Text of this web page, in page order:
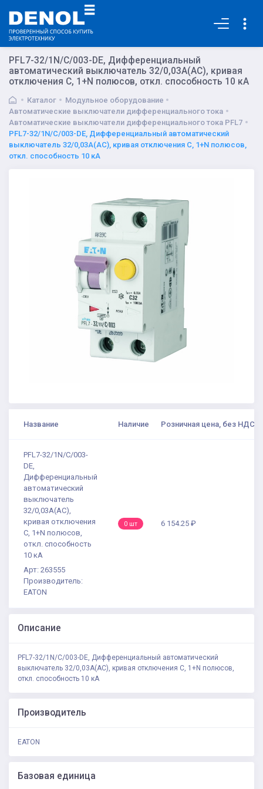
PFL7-32/1N/C/003-DE, Дифференциальный
автоматический выключатель 32/0,03А(AC), кривая
отключения С, 1+N полюсов, откл. способность 10 кА
Каталог
Модульное оборудование
Автоматические выключатели дифференциального тока
Автоматические выключатели дифференциального тока PFL7
PFL7-32/1N/C/003-DE, Дифференциальный автоматический
выключатель 32/0,03А(AC), кривая отключения С, 1+N полюсов,
откл. способность 10 кА
Название Наличие Розничная цена, без НДС
PFL7-32/1N/C/003-
DE,
Дифференциальный
автоматический
выключатель
32/0,03А(AC),
кривая отключения
С, 1+N полюсов,
откл. способность
10 кА
Арт: 263555
Производитель:
EATON
0 шт 6 154.25 ₽
Описание
PFL7-32/1N/C/003-DE, Дифференциальный автоматический
выключатель 32/0,03А(AC), кривая отключения С, 1+N полюсов,
откл. способность 10 кА
Производитель
EATON
Базовая единица